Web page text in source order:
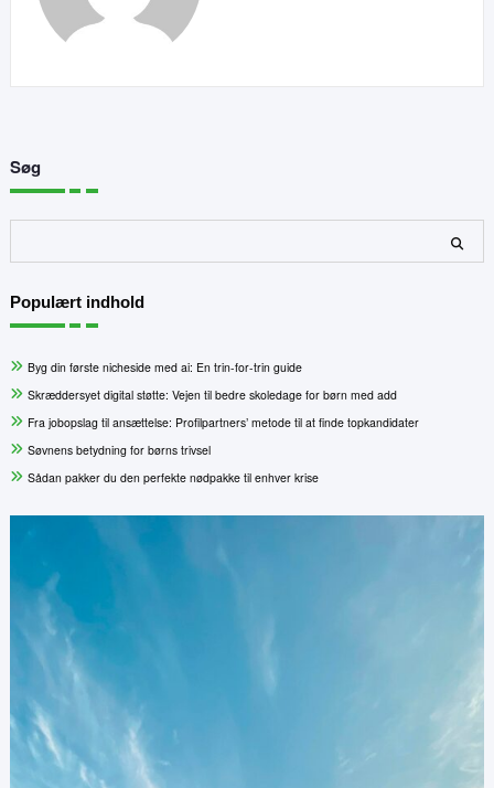
Søg
Populært indhold
Byg din første nicheside med ai: En trin-for-trin guide
Skræddersyet digital støtte: Vejen til bedre skoledage for børn med add
Fra jobopslag til ansættelse: Profilpartners’ metode til at finde topkandidater
Søvnens betydning for børns trivsel
Sådan pakker du den perfekte nødpakke til enhver krise